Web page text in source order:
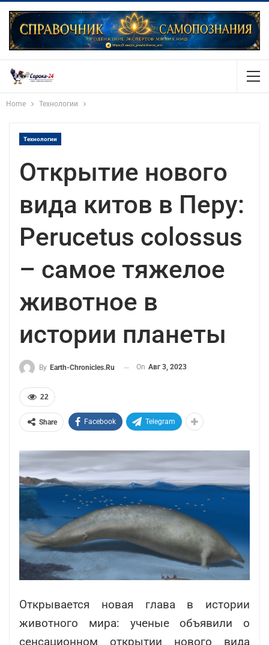
Home Технологии
Технологии
Открытие нового
вида китов в Перу:
Perucetus colossus
– самое тяжелое
животное в
истории планеты
By Earth-Chronicles.ru On Авг 3, 2023
22
Share Facebook Telegram
Открывается новая глава в истории
животного мира: ученые объявили о
сенсационном открытии нового вида